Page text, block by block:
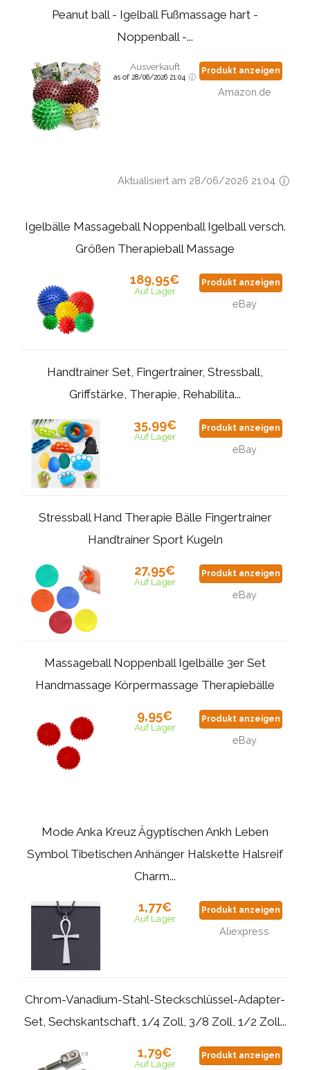
Peanut ball - Igelball Fußmassage hart -
Noppenball -...
Ausverkauft
as of 28/06/2026 21:04
Produkt anzeigen
Amazon.de
Aktualisiert am 28/06/2026 21:04
Igelbälle Massageball Noppenball Igelball versch.
Größen Therapieball Massage
189,95€
Auf Lager
Produkt anzeigen
eBay
Handtrainer Set, Fingertrainer, Stressball,
Griffstärke, Therapie, Rehabilita...
35,99€
Auf Lager
Produkt anzeigen
eBay
Stressball Hand Therapie Bälle Fingertrainer
Handtrainer Sport Kugeln
27,95€
Auf Lager
Produkt anzeigen
eBay
Massageball Noppenball Igelbälle 3er Set
Handmassage Körpermassage Therapiebälle
9,95€
Auf Lager
Produkt anzeigen
eBay
Mode Anka Kreuz Ägyptischen Ankh Leben
Symbol Tibetischen Anhänger Halskette Halsreif
Charm...
1,77€
Auf Lager
Produkt anzeigen
Aliexpress
Chrom-Vanadium-Stahl-Steckschlüssel-Adapter-
Set, Sechskantschaft, 1/4 Zoll, 3/8 Zoll, 1/2 Zoll...
1,79€
Auf Lager
Produkt anzeigen